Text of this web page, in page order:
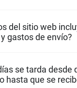
del sitio web
gastos de envío?
se tarda desde
hasta que se